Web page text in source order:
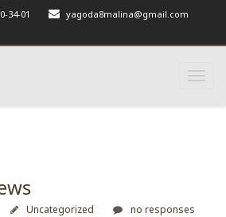
34-01 yagoda8malina@gmail.com
Uncategorized no responses